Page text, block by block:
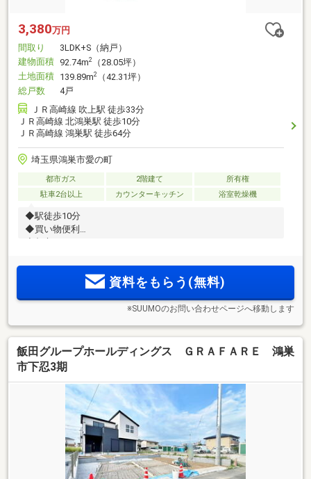
3,380万円
間取り
3LDK+S（納戸）
建物面積 92.74m2
（28.05坪）
土地面積 139.89m2
（42.31坪）
総戸数
4戸
ＪＲ高崎線 吹上駅 徒歩33分
ＪＲ高崎線 北鴻巣駅 徒歩10分
ＪＲ高崎線 鴻巣駅 徒歩64分
埼玉県鴻巣市愛の町
都市ガス 2階建て
所有権
駐車2台以上
カウンターキッチン 浴室乾燥機
◆駅徒歩10分
◆買い物便利
◆小学校徒歩4分
資料をもらう(無料)
※SUUMOのお問い合わせページへ移動します
飯田グループホールディングス ＧＲＡＦＡＲＥ 鴻巣
市下忍3期